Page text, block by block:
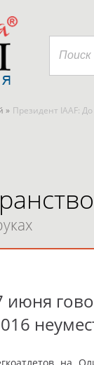
» Президент IAAF:
июня